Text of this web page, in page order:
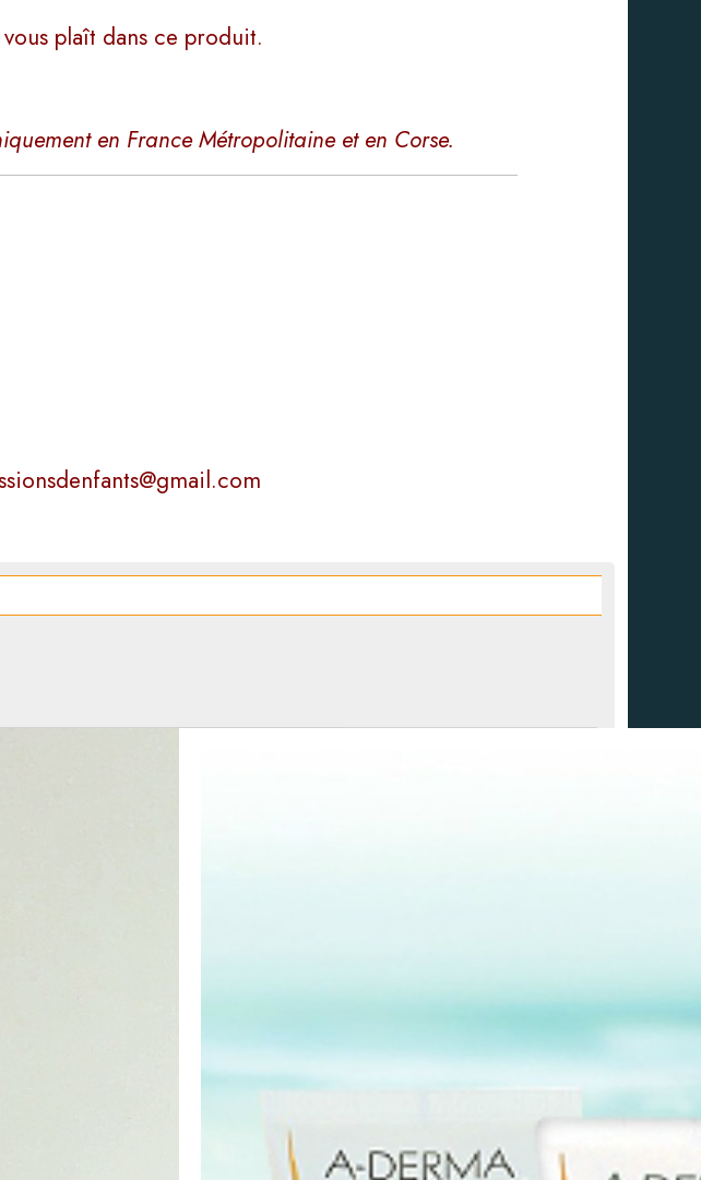
plaît dans ce produit.
en France Métropolitaine et en Corse.